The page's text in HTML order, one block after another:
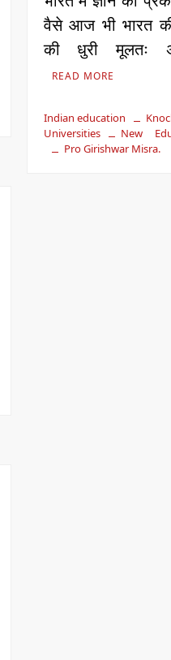
वैसे आज भी भारत की
की धुरी मूलतः
READ MORE
Indian education
Universities
New
Pro Girishwar Misra.